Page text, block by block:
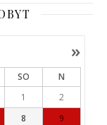
»
SO
N
1
2
8
9